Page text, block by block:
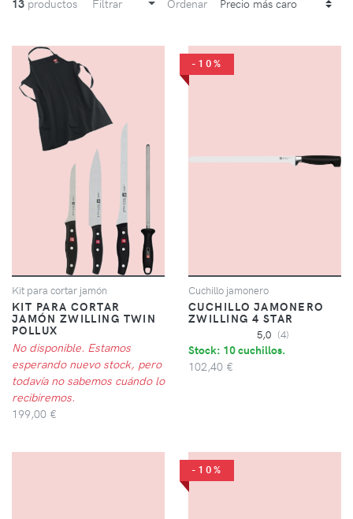
13 productos Filtrar Ordenar
Kit para cortar jamón
KIT PARA CORTAR
JAMÓN ZWILLING TWIN
POLLUX
No disponible. Estamos
esperando nuevo stock, pero
todavía no sabemos cuándo lo
recibiremos.
199,00 €
-10%
Cuchillo jamonero
CUCHILLO JAMONERO
ZWILLING 4 STAR
5,0 (4)
Stock: 10 cuchillos.
102,40 €
-10%